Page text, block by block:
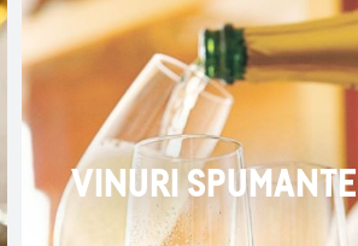
VINURI SPUMANTE